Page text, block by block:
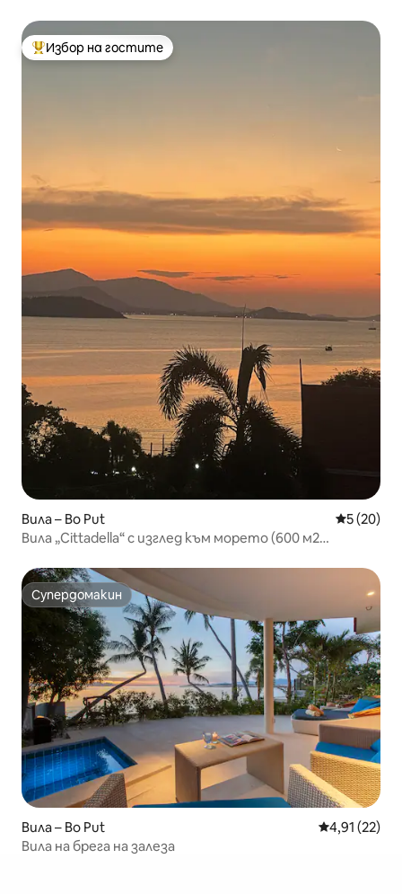
Най-популярен избор на гостите
Избор на гостите
Вила – Bo Put Средна
5 (20)
Вила „Cittadella“ с изглед към морето (600 м2
Супердомакин
Супердомакин
Вила – Bo Put Средна
4,91 (22)
Вила на брега на залеза